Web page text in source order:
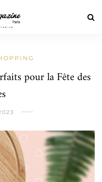
pour la Fête des